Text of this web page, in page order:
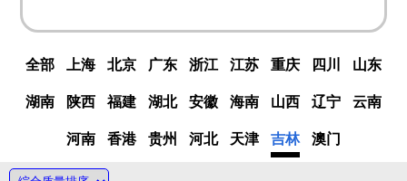
全部 上海 北京 广东 浙江 江苏 重庆 四川 山东
湖南 陕西 福建 湖北 安徽 海南 山西 辽宁 云南
河南 香港 贵州 河北 天津 吉林 澳门